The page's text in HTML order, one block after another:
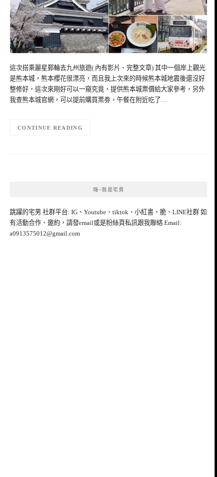
這次搭乘麗星郵輪去九州旅遊( 內有影片、完整文章) 其中一個岸上觀光
是熊本城，熊本櫻花很漂亮，而且我上次來的時候熊本城地震後還沒好
整修好，這次來剛好可以一窺究竟，提供熊本城票價給大家參考，另外
我查熊本城官網，可以提前購買票劵，午餐在附近吃了…
CONTINUE READING
嗨~我是宅男
跳躍的宅男 社群平台: IG、Youtube、tiktok、小紅書、脆、LINE社群 如
有活動合作、邀約，請發email或是粉絲頁私訊跟我聯絡 Email:
a0913575012@gmail.com